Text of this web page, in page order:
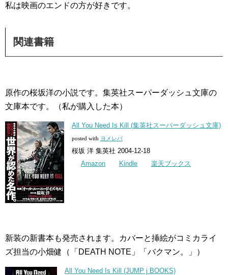
私は映画のエンドの方が好きです。
関連書籍
原作の桜坂洋の小説です。集英社スーパーダッシュ文庫の
文庫本です。（私が購入した本）
All You Need Is Kill (集英社スーパーダッシュ文庫)
posted with ヨメレバ
桜坂 洋 集英社 2004-12-18
Amazon
Kindle 楽天ブックス
新装の新書本も発売されます。カバーと挿絵がコミカライ
ズ担当の小畑健（「DEATH NOTE」「バクマン。」）
All You Need Is Kill (JUMP j BOOKS)